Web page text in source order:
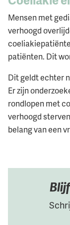
Mensen met
verhoogd
patiënten. Dit
Dit geldt echter
Er zijn
rondlopen met
verhoogd
belang van een